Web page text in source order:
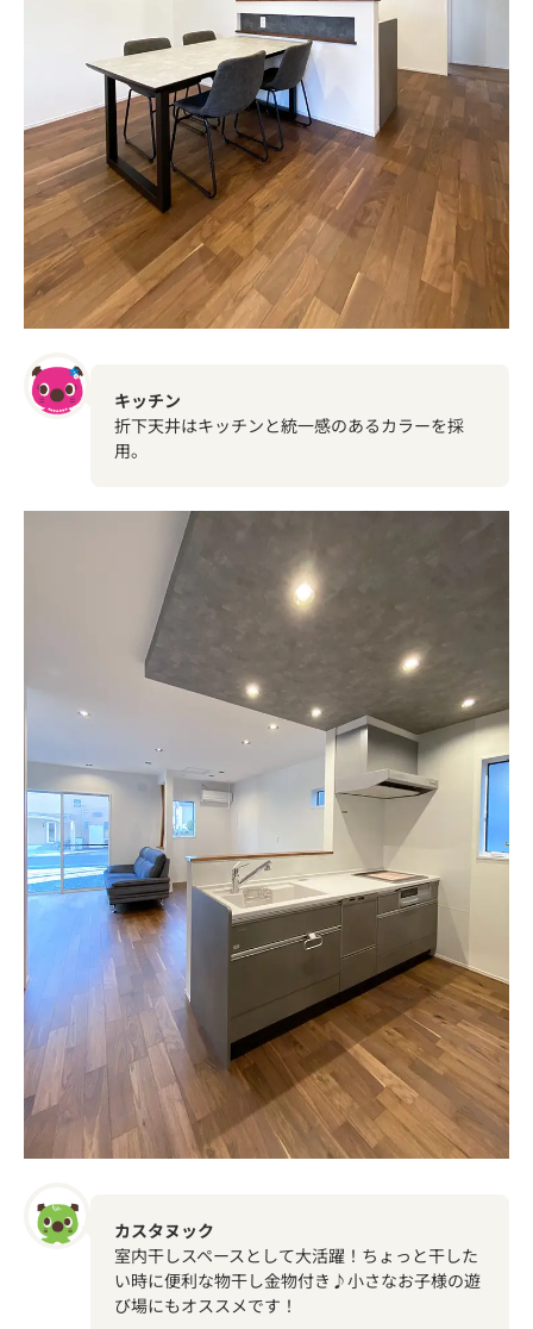
キッチン
折下天井はキッチンと統一感のあるカラーを採
用。
カスタヌック
室内干しスペースとして大活躍！ちょっと干した
い時に便利な物干し金物付き♪小さなお子様の遊
び場にもオススメです！